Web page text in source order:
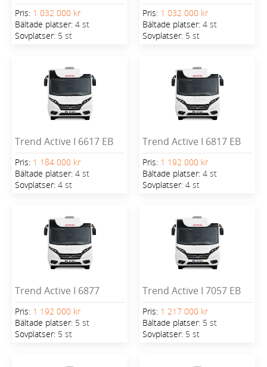
Pris: 1 032 000 kr
Bältade platser: 4 st
Sovplatser: 5 st
Pris: 1 032 000 kr
Bältade platser: 4 st
Sovplatser: 5 st
Trend Active I 6617 EB
Pris: 1 184 000 kr
Bältade platser: 4 st
Sovplatser: 4 st
Trend Active I 6817 EB
Pris: 1 192 000 kr
Bältade platser: 4 st
Sovplatser: 4 st
Trend Active I 6877
Pris: 1 192 000 kr
Bältade platser: 5 st
Sovplatser: 5 st
Trend Active I 7057 EB
Pris: 1 217 000 kr
Bältade platser: 5 st
Sovplatser: 5 st